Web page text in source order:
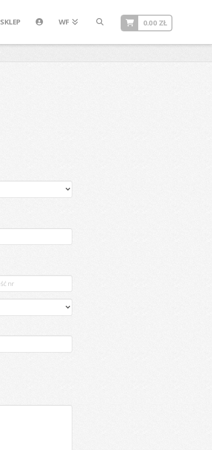
SKLEP WF 0.00 ZŁ